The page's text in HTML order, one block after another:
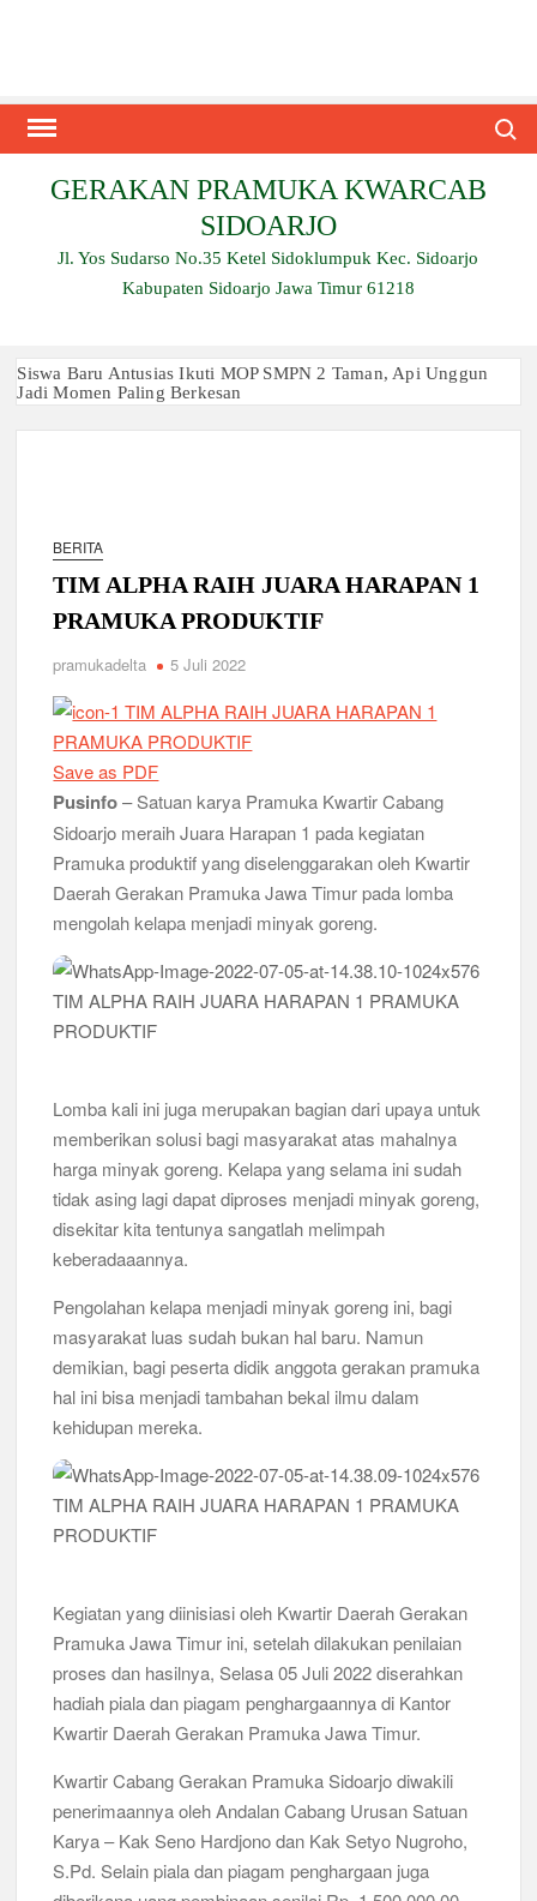
GERAKAN PRAMUKA KWARCAB
SIDOARJO
Jl. Yos Sudarso No.35 Ketel Sidoklumpuk Kec. Sidoarjo
Kabupaten Sidoarjo Jawa Timur 61218
Siswa Baru Antusias Ikuti MOP SMPN 2 Taman, Api Unggun
Jadi Momen Paling Berkesan
Relevansi Pemikiran Baden-Powell dalam Pembinaan
Kepemimpinan, Kerja Sama Tim, dan Pendidikan Karakter
Generasi Muda di Era Digital
Semangat “Cerdas, Ceria, Cekatan” Warnai Pesta Siaga
Kwarran Sukodono Tahun 2026
Gudep 14.077-14.078 Pangkalan SDN Sidodadi 1 Taman
Cetak Generasi Tangguh
Pramuka SMKN 1 Jabon Tempa Disiplin dan Kepedulian
Sosial Melalui Jelajah Desa
Gemuruh Semangat di Pangkalan SMP YPM 1 Taman: Saat
Kompetisi Mencetak Karakter dan Merajut Generasi di PSCC
Perkuat Kepemimpinan dan Demokrasi, Kwarran Jabon Gelar
Dianpinsa serta Musppanitera 2026
Bukan Cuma Kemah! Pramuka SMK YPM 3 Taman Adopsi
Kwarran Porong Gembleng Penegak Pramuka Lewat Pelatihan
Tumbuhkan Ceria dan Karakter Sejak Dini, 704 Pramuka
Siaga Ramaikan Pesta Siaga Kwarran Prambon 2026
Ceria Bersama Pramuka Siaga: Membangun Generasi Tangguh
Karena Karakter Tidak Dibentuk di Ruang Nyaman, LT-1
SDN Pagerwojo Hadir Menempa Ketangguhan
Baru dan Perkuat Kolaborasi Lintas Pangkalan
Diwarnai Penampilan Tari Kreasi Berselendang
Peringanti Momentum Hardiknas, Kwarran Sedati Gelar Rapat
BERITA
TIM ALPHA RAIH JUARA HARAPAN 1
PRAMUKA PRODUKTIF
pramukadelta 5 Juli 2022
Save as PDF
Pusinfo– Satuan karya Pramuka Kwartir Cabang
Sidoarjo meraih Juara Harapan 1 pada kegiatan
Pramuka produktif yang diselenggarakan oleh Kwartir
Daerah Gerakan Pramuka Jawa Timur pada lomba
mengolah kelapa menjadi minyak goreng.
Lomba kali ini juga merupakan bagian dari upaya untuk
memberikan solusi bagi masyarakat atas mahalnya
harga minyak goreng. Kelapa yang selama ini sudah
tidak asing lagi dapat diproses menjadi minyak goreng,
disekitar kita tentunya sangatlah melimpah
keberadaaannya.
Pengolahan kelapa menjadi minyak goreng ini, bagi
masyarakat luas sudah bukan hal baru. Namun
demikian, bagi peserta didik anggota gerakan pramuka
hal ini bisa menjadi tambahan bekal ilmu dalam
kehidupan mereka.
Kegiatan yang diinisiasi oleh Kwartir Daerah Gerakan
Pramuka Jawa Timur ini, setelah dilakukan penilaian
proses dan hasilnya, Selasa 05 Juli 2022 diserahkan
hadiah piala dan piagam penghargaannya di Kantor
Kwartir Daerah Gerakan Pramuka Jawa Timur.
Kwartir Cabang Gerakan Pramuka Sidoarjo diwakili
penerimaannya oleh Andalan Cabang Urusan Satuan
Karya – Kak Seno Hardjono dan Kak Setyo Nugroho,
S.Pd. Selain piala dan piagam penghargaan juga